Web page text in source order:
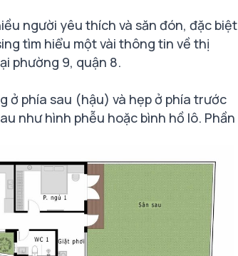
người yêu thích và săn đón, đặc biệt
tìm hiểu một vài thông tin về thị
phường 9, quận 8.
ở phía sau (hậu) và hẹp ở phía trước
như hình phễu hoặc bình hồ lô. Phần